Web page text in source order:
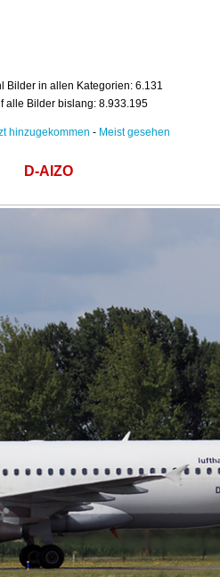
Bilder in allen Kategorien: 6.131
alle Bilder bislang: 8.933.195
hinzugekommen - Meist gesehen
D-AIZO